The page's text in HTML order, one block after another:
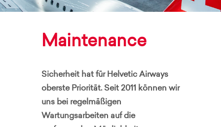
Maintenance
Sicherheit hat für Helvetic Airways
oberste Priorität. Seit 2011 können wir
uns bei regelmäßigen
Wartungsarbeiten auf die